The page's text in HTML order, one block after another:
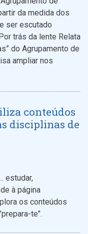
da medida dos
ser escutado
trás da lente Relata
do Agrupamento de
ampliar nos
conteúdos
disciplinas de
estudar,
à página
os conteúdos
te".